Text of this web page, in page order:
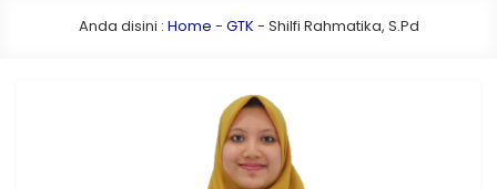
Anda disini : Home - GTK - Shilfi Rahmatika, S.Pd